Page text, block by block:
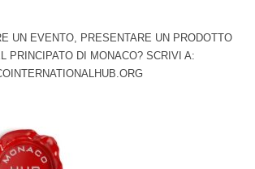
UN EVENTO, PRESENTARE UN PRODOTTO
PRINCIPATO DI MONACO? SCRIVI A: